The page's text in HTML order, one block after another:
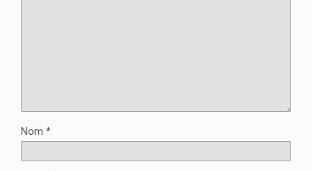
Nom *